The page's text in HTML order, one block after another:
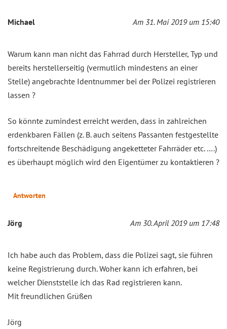
Michael Am 31. Mai 2019 um 15:40
Warum kann man nicht das Fahrrad durch Hersteller, Typ und
bereits herstellerseitig (vermutlich mindestens an einer
Stelle) angebrachte Identnummer bei der Polizei registrieren
lassen ?
So könnte zumindest erreicht werden, dass in zahlreichen
erdenkbaren Fällen (z. B. auch seitens Passanten festgestellte
fortschreitende Beschädigung angeketteter Fahrräder etc. ….)
es überhaupt möglich wird den Eigentümer zu kontaktieren ?
Antworten
Jörg Am 30. April 2019 um 17:48
Ich habe auch das Problem, dass die Polizei sagt, sie führen
keine Registrierung durch. Woher kann ich erfahren, bei
welcher Dienststelle ich das Rad registrieren kann.
Mit freundlichen Grüßen
Jörg